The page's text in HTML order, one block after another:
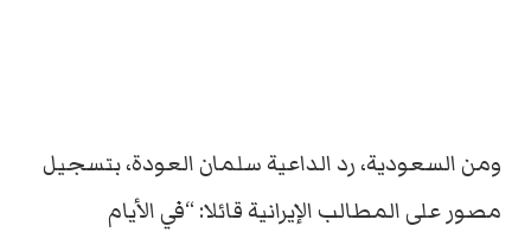
ومن السعودية، رد الداعية سلمان العودة، بتسجيل
مصور على المطالب الإيرانية قائلا: “في الأيام